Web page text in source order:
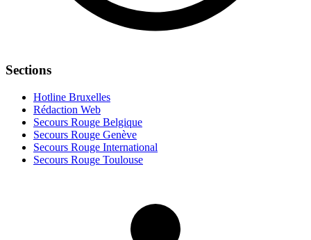
Sections
Hotline Bruxelles
Rédaction Web
Secours Rouge Belgique
Secours Rouge Genève
Secours Rouge International
Secours Rouge Toulouse